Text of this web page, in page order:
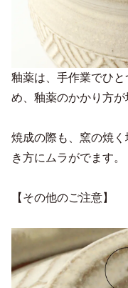
釉薬は、手作業でひ
め、釉薬のかかり方が
焼成の際も、窯の焼
き方にムラがでます。
【その他のご注意】